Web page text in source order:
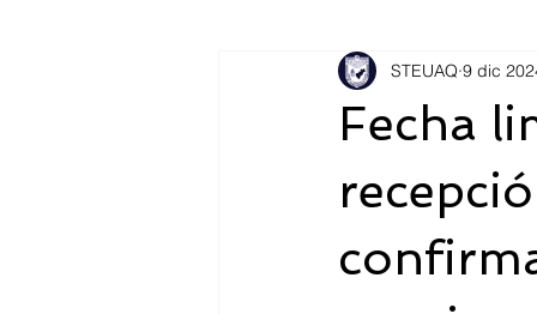
Fecha
STEUAQ 9 dic